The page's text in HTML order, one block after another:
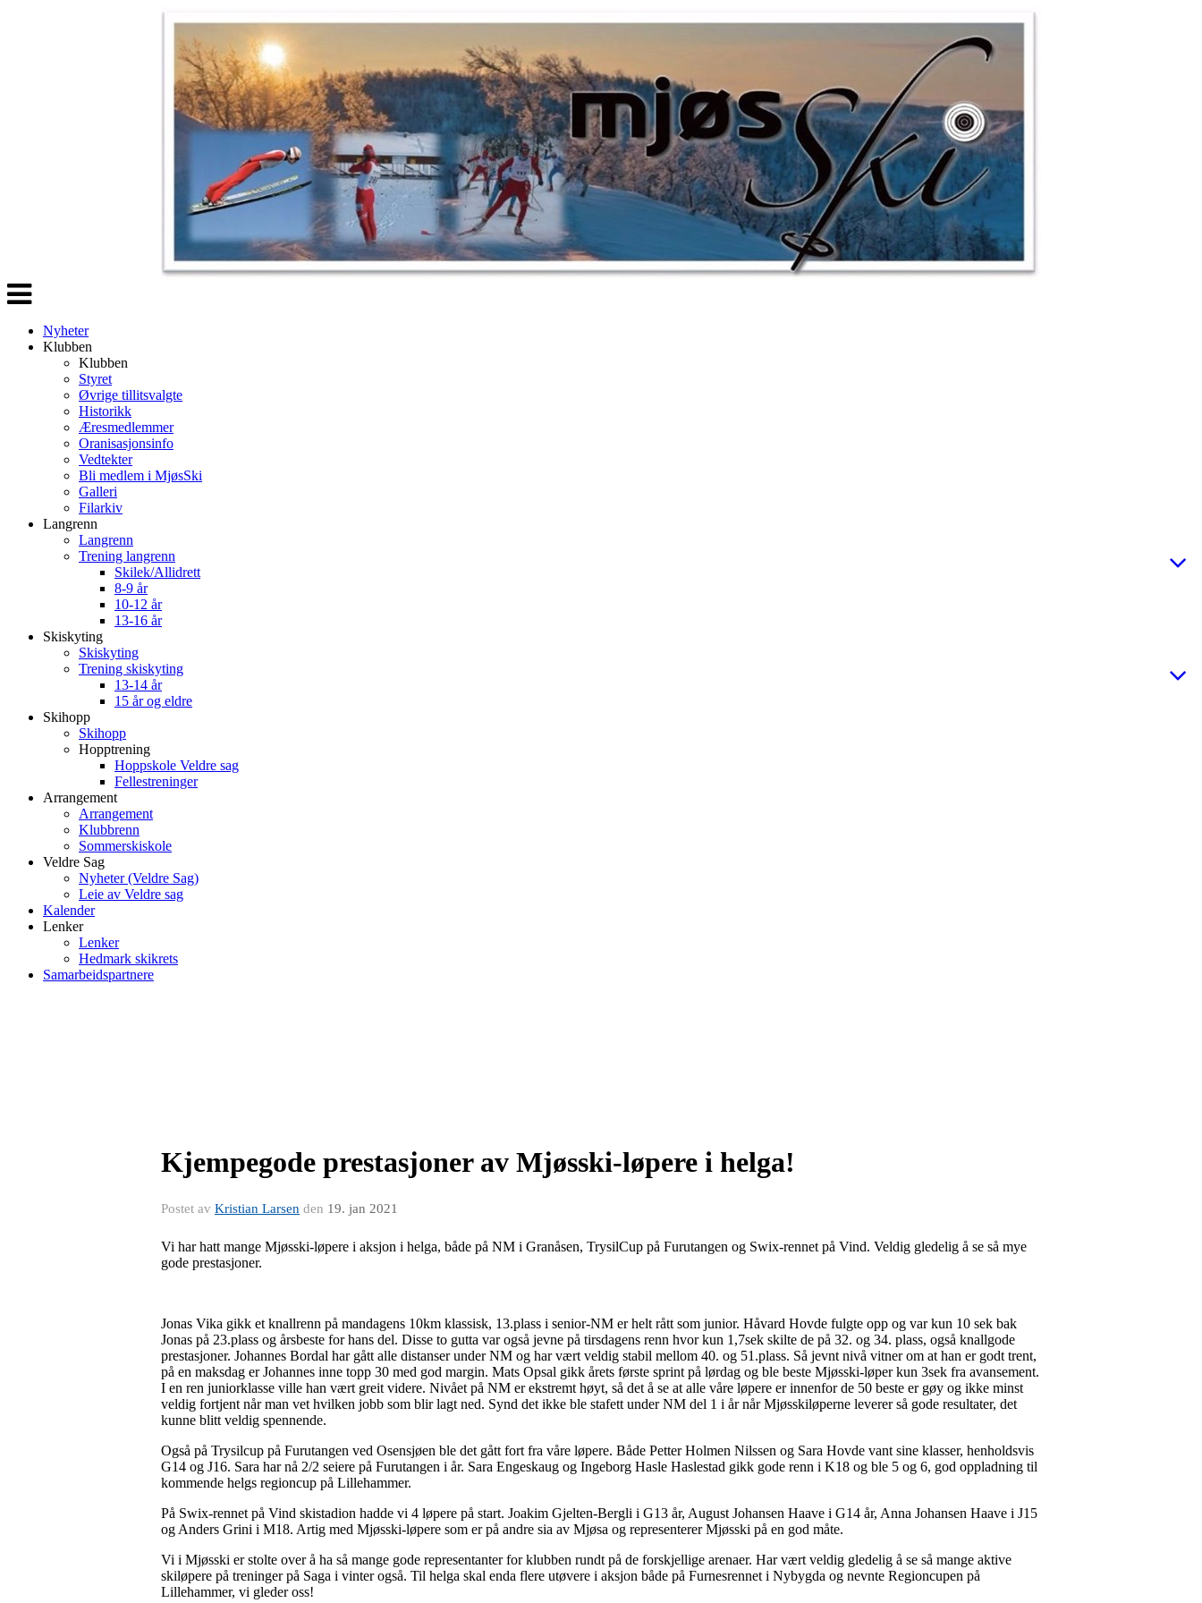
Veksle
navigasjon
Nyheter
Klubben
Klubben
Styret
Øvrige tillitsvalgte
Historikk
Æresmedlemmer
Oranisasjonsinfo
Vedtekter
Bli medlem i MjøsSki
Galleri
Filarkiv
Langrenn
Langrenn
Trening langrenn
Skilek/Allidrett
8-9 år
10-12 år
13-16 år
Skiskyting
Skiskyting
Trening skiskyting
13-14 år
15 år og eldre
Skihopp
Skihopp
Hopptrening
Hoppskole Veldre sag
Fellestreninger
Arrangement
Arrangement
Klubbrenn
Sommerskiskole
Veldre Sag
Nyheter (Veldre Sag)
Leie av Veldre sag
Kalender
Lenker
Lenker
Hedmark skikrets
Samarbeidspartnere
Kjempegode prestasjoner av Mjøsski-løpere i helga!
Postet av Kristian Larsen den 19. jan 2021
Vi har hatt mange Mjøsski-løpere i aksjon i helga, både på NM i Granåsen, TrysilCup på Furutangen og Swix-rennet på Vind. Veldig gledelig å se så mye
gode prestasjoner.
Jonas Vika gikk et knallrenn på mandagens 10km klassisk, 13.plass i senior-NM er helt rått som junior. Håvard Hovde fulgte opp og var kun 10 sek bak
Jonas på 23.plass og årsbeste for hans del. Disse to gutta var også jevne på tirsdagens renn hvor kun 1,7sek skilte de på 32. og 34. plass, også knallgode
prestasjoner. Johannes Bordal har gått alle distanser under NM og har vært veldig stabil mellom 40. og 51.plass. Så jevnt nivå vitner om at han er godt trent,
på en maksdag er Johannes inne topp 30 med god margin. Mats Opsal gikk årets første sprint på lørdag og ble beste Mjøsski-løper kun 3sek fra avansement.
I en ren juniorklasse ville han vært greit videre. Nivået på NM er ekstremt høyt, så det å se at alle våre løpere er innenfor de 50 beste er gøy og ikke minst
veldig fortjent når man vet hvilken jobb som blir lagt ned. Synd det ikke ble stafett under NM del 1 i år når Mjøsskiløperne leverer så gode resultater, det
kunne blitt veldig spennende.
Også på Trysilcup på Furutangen ved Osensjøen ble det gått fort fra våre løpere. Både Petter Holmen Nilssen og Sara Hovde vant sine klasser, henholdsvis
G14 og J16. Sara har nå 2/2 seiere på Furutangen i år. Sara Engeskaug og Ingeborg Hasle Haslestad gikk gode renn i K18 og ble 5 og 6, god oppladning til
kommende helgs regioncup på Lillehammer.
På Swix-rennet på Vind skistadion hadde vi 4 løpere på start. Joakim Gjelten-Bergli i G13 år, August Johansen Haave i G14 år, Anna Johansen Haave i J15
og Anders Grini i M18. Artig med Mjøsski-løpere som er på andre sia av Mjøsa og representerer Mjøsski på en god måte.
Vi i Mjøsski er stolte over å ha så mange gode representanter for klubben rundt på de forskjellige arenaer. Har vært veldig gledelig å se så mange aktive
skiløpere på treninger på Saga i vinter også. Til helga skal enda flere utøvere i aksjon både på Furnesrennet i Nybygda og nevnte Regioncupen på
Lillehammer, vi gleder oss!